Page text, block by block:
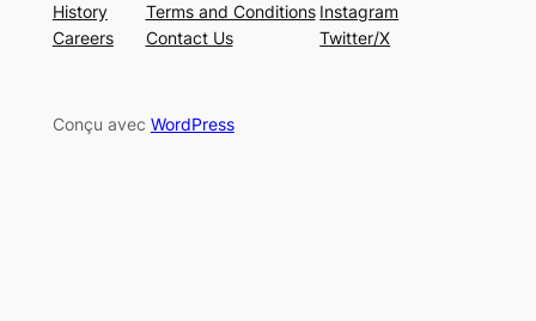
History
Careers
Terms and Conditions
Contact Us
Instagram
Twitter/X
Conçu avec WordPress